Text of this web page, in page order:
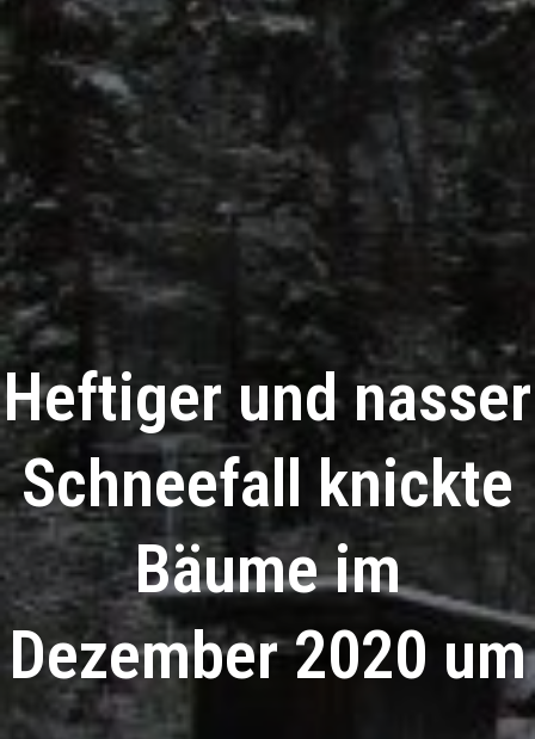
Heftiger und nasser
Schneefall knickte
Bäume im
Dezember 2020 um